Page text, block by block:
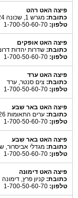
פיצה האט רהט
כתובת: מגרש 1, שכונה 24, רהט
טלפון:
פיצה האט אופקים
כתובת: שדרות יהדות דרום
טלפון:
פיצה האט ערד
כתובת: צים סנטר, ערד
טלפון:
פיצה האט באר שבע
כתובת: ערים התאומות 26, באר שבע
טלפון:
פיצה האט באר שבע
כתובת: מגדלי אביסרור, שדרות
טלפון:
פיצה האט דימונה
כתובת: קניון פרץ, דימונה
טלפון: